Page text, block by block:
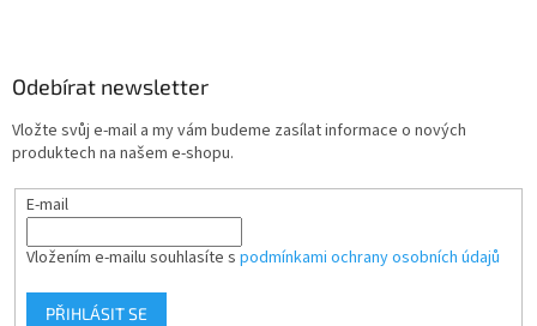
Odebírat newsletter
Vložte svůj e-mail a my vám budeme zasílat informace o nových
produktech na našem e-shopu.
E-mail
Vložením e-mailu souhlasíte s podmínkami ochrany osobních údajů
PŘIHLÁSIT SE